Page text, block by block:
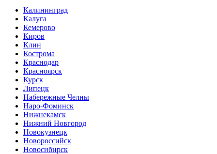
Калининград
Калуга
Кемерово
Киров
Клин
Кострома
Краснодар
Красноярск
Курск
Липецк
Набережные Челны
Наро-Фоминск
Нижнекамск
Нижний Новгород
Новокузнецк
Новороссийск
Новосибирск